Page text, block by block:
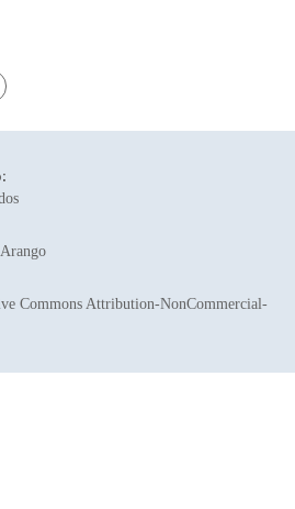
Commons Attribution-NonCommercial-